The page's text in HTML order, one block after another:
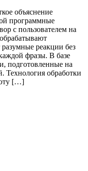
такое
новейшие
AI
чат-
боты:
краткое
объяснение
объяснение
программные
с пользователем на
реакции без
фразы. В базе
подготовленные на
Технология обработки
[…]